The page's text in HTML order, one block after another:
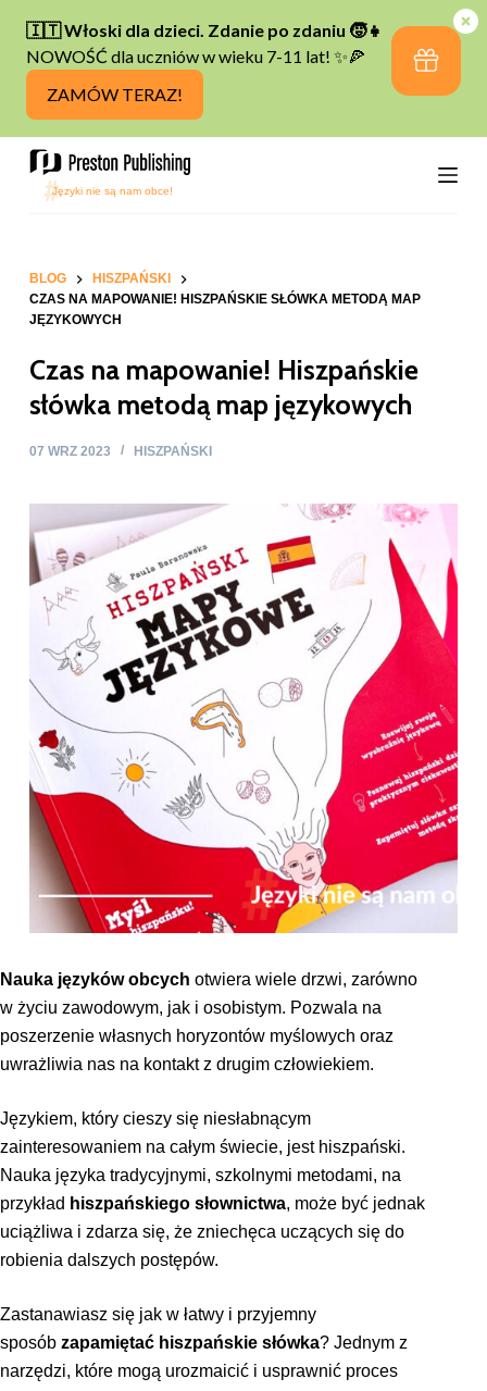
P
z
e
j
BLOG
HISZPAŃSKI
CZAS NA MAPOWANIE! HISZPAŃSKIE SŁÓWKA METODĄ MAP
JĘZYKOWYCH
Czas na mapowanie! Hiszpańskie
słówka metodą map językowych
07 WRZ 2023 HISZPAŃSKI
Nauka języków obcych otwiera wiele drzwi, zarówno
w życiu zawodowym, jak i osobistym. Pozwala na
poszerzenie własnych horyzontów myślowych oraz
uwrażliwia nas na kontakt z drugim człowiekiem.
Językiem, który cieszy się niesłabnącym
zainteresowaniem na całym świecie, jest hiszpański.
Nauka języka tradycyjnymi, szkolnymi metodami, na
przykład hiszpańskiego słownictwa, może być jednak
uciążliwa i zdarza się, że zniechęca uczących się do
robienia dalszych postępów.
Zastanawiasz się jak w łatwy i przyjemny
sposób zapamiętać hiszpańskie słówka? Jednym z
narzędzi, które mogą urozmaicić i usprawnić proces